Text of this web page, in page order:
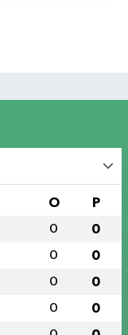
O P
0 0
0 0
0 0
0 0